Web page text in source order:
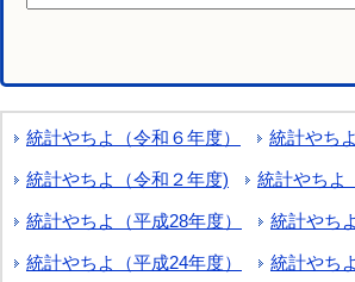
統計やちよ（令和６年度） 統計やち
統計やちよ（令和２年度) 統計やちよ
統計やちよ（平成28年度） 統計やち
統計やちよ（平成24年度） 統計やち